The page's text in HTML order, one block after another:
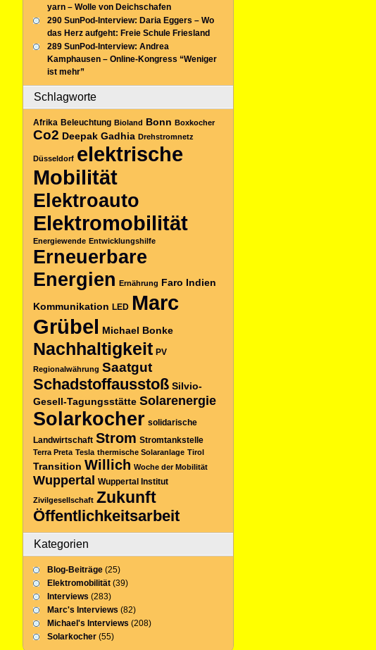
yarn – Wolle von Deichschafen
290 SunPod-Interview: Daria Eggers – Wo
das Herz aufgeht: Freie Schule Friesland
289 SunPod-Interview: Andrea
Kamphausen – Online-Kongress “Weniger
ist mehr”
Schlagworte
Afrika Beleuchtung Bioland Bonn Boxkocher
Co2 Deepak Gadhia Drehstromnetz
Düsseldorf elektrische
Mobilität
Elektroauto
Elektromobilität
Energiewende Entwicklungshilfe
Erneuerbare
Energien Ernährung Faro Indien
Kommunikation LED Marc
Grübel Michael Bonke
Nachhaltigkeit PV
Regionalwährung Saatgut
Schadstoffausstoß Silvio-
Gesell-Tagungsstätte Solarenergie
Solarkocher solidarische
Landwirtschaft Strom Stromtankstelle
Terra Preta Tesla thermische Solaranlage Tirol
Transition Willich Woche der Mobilität
Wuppertal Wuppertal Institut
Zivilgesellschaft Zukunft
Öffentlichkeitsarbeit
Kategorien
Blog-Beiträge (25)
Elektromobilität (39)
Interviews (283)
Marc's Interviews (82)
Michael's Interviews (208)
Solarkocher (55)